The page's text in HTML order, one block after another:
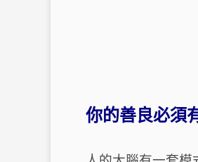
你的善良必須